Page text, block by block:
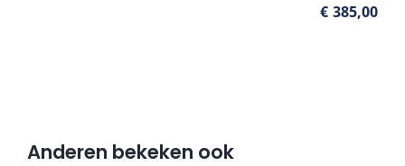
€ 385,00
Anderen bekeken ook